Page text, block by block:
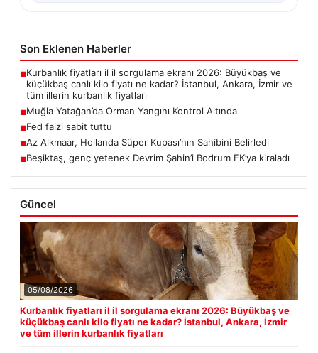
Son Eklenen Haberler
■Kurbanlık fiyatları il il sorgulama ekranı 2026: Büyükbaş ve
küçükbaş canlı kilo fiyatı ne kadar? İstanbul, Ankara, İzmir ve
tüm illerin kurbanlık fiyatları
■Muğla Yatağan’da Orman Yangını Kontrol Altında
■Fed faizi sabit tuttu
■Az Alkmaar, Hollanda Süper Kupası’nın Sahibini Belirledi
■Beşiktaş, genç yetenek Devrim Şahin’i Bodrum FK’ya kiraladı
Güncel
05/08/2026
Kurbanlık fiyatları il il sorgulama ekranı 2026: Büyükbaş ve
küçükbaş canlı kilo fiyatı ne kadar? İstanbul, Ankara, İzmir
ve tüm illerin kurbanlık fiyatları